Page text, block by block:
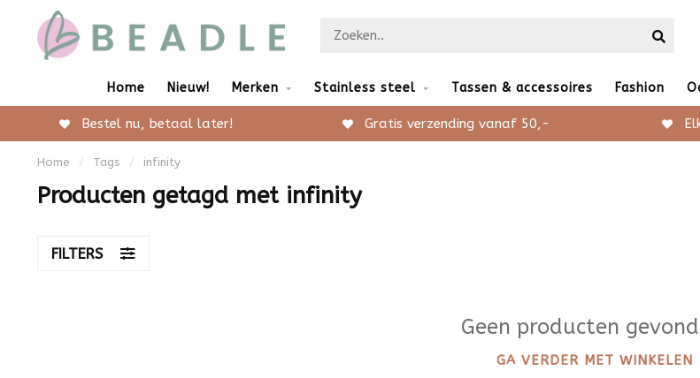
Home Nieuw! Merken Stainless steel Tassen & accessoires Fashion
Bestel nu, betaal later! Gratis verzending vanaf 50,-
Home / Tags / infinity
Producten getagd met infinity
FILTERS
Geen producten
GA VERDER MET WINKELEN